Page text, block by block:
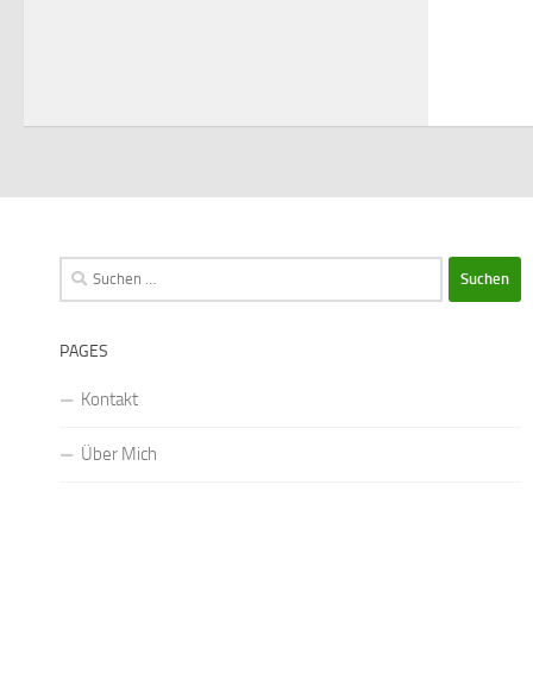
Suchen
nach:
PAGES
Kontakt
Über Mich